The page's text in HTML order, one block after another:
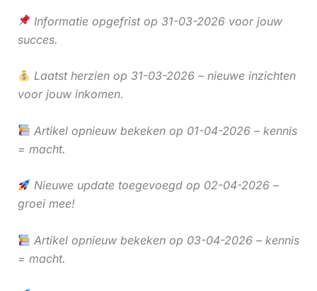
Informatie opgefrist op 31-03-2026 voor jouw
succes.
Laatst herzien op 31-03-2026 – nieuwe inzichten
voor jouw inkomen.
Artikel opnieuw bekeken op 01-04-2026 – kennis
= macht.
Nieuwe update toegevoegd op 02-04-2026 –
groei mee!
Artikel opnieuw bekeken op 03-04-2026 – kennis
= macht.